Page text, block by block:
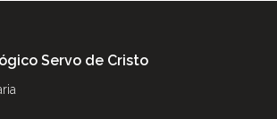
Servo de Cristo